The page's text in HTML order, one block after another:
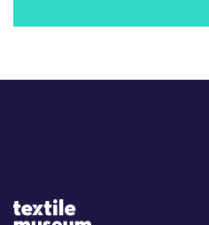
Site Logo